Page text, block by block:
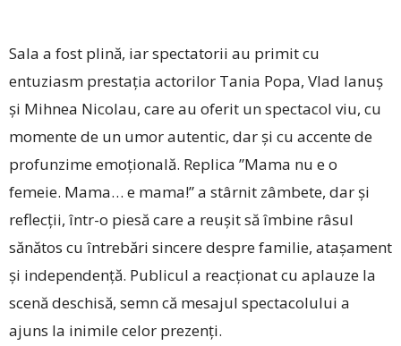
Sala a fost plină, iar spectatorii au primit cu
entuziasm prestația actorilor Tania Popa, Vlad Ianuș
și Mihnea Nicolau, care au oferit un spectacol viu, cu
momente de un umor autentic, dar și cu accente de
profunzime emoțională. Replica ”Mama nu e o
femeie. Mama… e mama!” a stârnit zâmbete, dar și
reflecții, într-o piesă care a reușit să îmbine râsul
sănătos cu întrebări sincere despre familie, atașament
și independență. Publicul a reacționat cu aplauze la
scenă deschisă, semn că mesajul spectacolului a
ajuns la inimile celor prezenți.